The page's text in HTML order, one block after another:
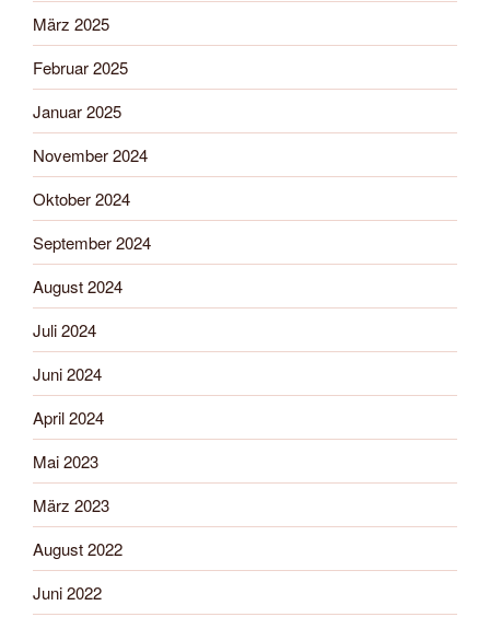
März 2025
Februar 2025
Januar 2025
November 2024
Oktober 2024
September 2024
August 2024
Juli 2024
Juni 2024
April 2024
Mai 2023
März 2023
August 2022
Juni 2022